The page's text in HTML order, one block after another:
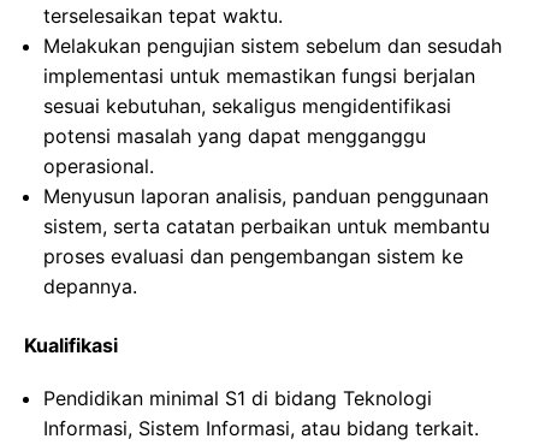
terselesaikan tepat waktu.
Melakukan pengujian sistem sebelum dan sesudah
implementasi untuk memastikan fungsi berjalan
sesuai kebutuhan, sekaligus mengidentifikasi
potensi masalah yang dapat mengganggu
operasional.
Menyusun laporan analisis, panduan penggunaan
sistem, serta catatan perbaikan untuk membantu
proses evaluasi dan pengembangan sistem ke
depannya.
Kualifikasi
Pendidikan minimal S1 di bidang Teknologi
Informasi, Sistem Informasi, atau bidang terkait.